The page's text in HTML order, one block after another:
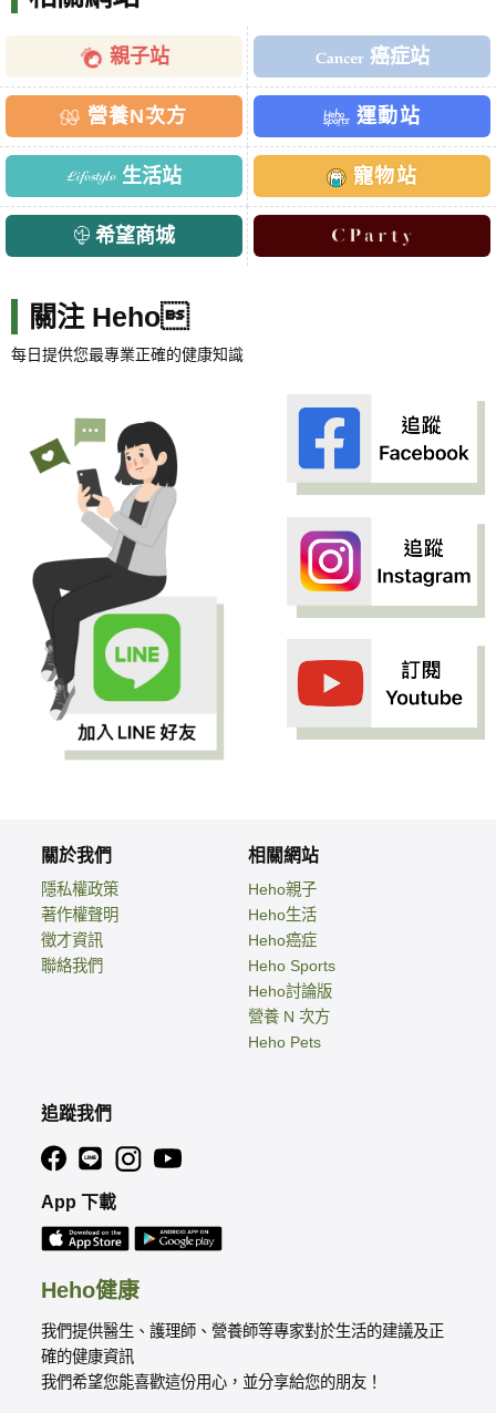
親子站 癌症站
營養N次方 運動站
生活站 寵物站
希望商城
關注 Heho
每日提供您最專業正確的健康知識
Heho健康
我們提供醫生、護理師、營養師等專家對於生活的建議及正
確的健康資訊
我們希望您能喜歡這份用心，並分享給您的朋友！
關於我們
隱私權政策
著作權聲明
徵才資訊
聯絡我們
相關網站
Heho親子
Heho生活
Heho癌症
Heho Sports
Heho討論版
營養 N 次方
Heho Pets
追蹤我們
App 下載